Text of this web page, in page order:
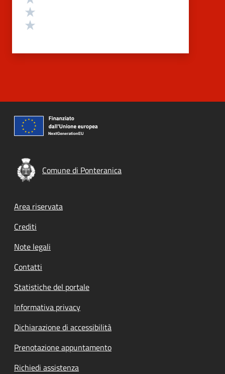
Comune di Ponteranica
Footer menu
Area riservata
Crediti
Note legali
Contatti
Statistiche del portale
Informativa privacy
Dichiarazione di accessibilità
Prenotazione appuntamento
Richiedi assistenza